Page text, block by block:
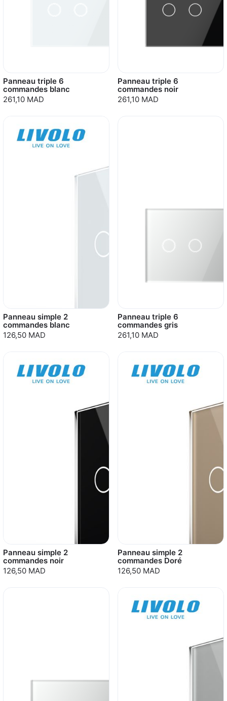
Panneau triple 6
commandes blanc
261,10 MAD
Panneau triple 6
commandes noir
261,10 MAD
Panneau simple 2
commandes blanc
126,50 MAD
Panneau triple 6
commandes gris
261,10 MAD
Panneau simple 2
commandes noir
126,50 MAD
Panneau simple 2
commandes Doré
126,50 MAD